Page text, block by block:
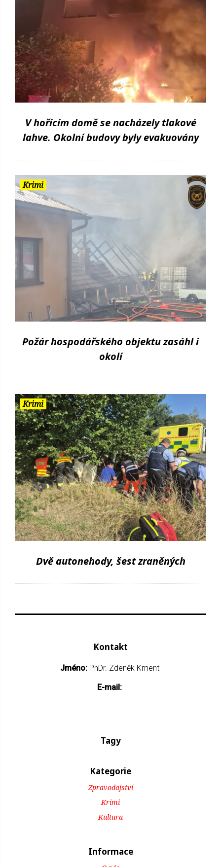
V hořícím domě se nacházely tlakové
lahve. Okolní budovy byly evakuovány
Krimi
Požár hospodářského objektu zasáhl i
okolí
Krimi
Dvě autonehody, šest zraněných
Kontakt
Jméno: PhDr. Zdeněk Kment
E-mail:
Tagy
Kategorie
Zpravodajství
Krimi
Kultura
Informace